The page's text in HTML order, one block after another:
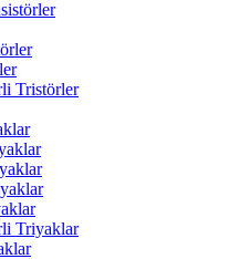
Tristörler
Triyaklar